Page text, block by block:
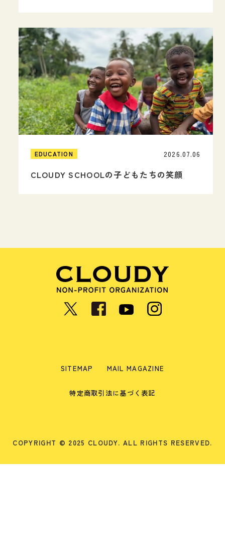
EDUCATION
CLOUDY SCHOOLの子どもたちの笑顔
2026.07.06
SITEMAP MAIL MAGAZINE
特定商取引法に基づく表記
COPYRIGHT © 2025 CLOUDY. ALL RIGHTS RESERVED.